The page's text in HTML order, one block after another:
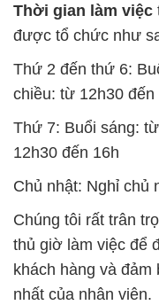
Thời gian làm việc
được tổ chức như
Thứ 2 đến thứ 6:
chiều: từ 12h30 đến
Thứ 7: Buổi sáng:
12h30 đến 16h
Chủ nhật: Nghỉ chủ
Chúng tôi rất trân
thủ giờ làm việc để
khách hàng và đảm
nhất của nhân viên.